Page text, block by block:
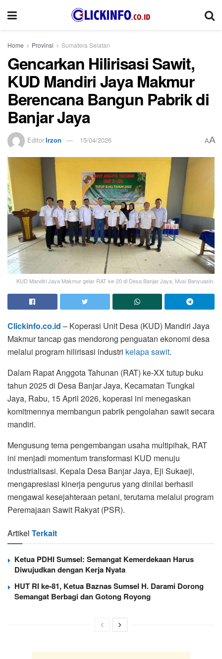
Home Provinsi Sumatera Selatan
Gencarkan Hilirisasi Sawit,
KUD Mandiri Jaya Makmur
Berencana Bangun Pabrik di
Banjar Jaya
EditorIrzon 15/04/2026 AA
KUD Mandiri Jaya Makmur gelar RAT ke-20 di Desa Banjar Jaya, Musi Banyuasin.
Clickinfo.co.id – Koperasi Unit Desa (KUD) Mandiri Jaya
Makmur tancap gas mendorong penguatan ekonomi desa
melalui program hilirisasi industri kelapa sawit.
Dalam Rapat Anggota Tahunan (RAT) ke-XX tutup buku
tahun 2025 di Desa Banjar Jaya, Kecamatan Tungkal
Jaya, Rabu, 15 April 2026, koperasi ini menegaskan
komitmennya membangun pabrik pengolahan sawit secara
mandiri.
Mengusung tema pengembangan usaha multipihak, RAT
ini menjadi momentum transformasi KUD menuju
industrialisasi. Kepala Desa Banjar Jaya, Eji Sukaeji,
mengapresiasi kinerja pengurus yang dinilai berhasil
mengawal kesejahteraan petani, terutama melalui program
Peremajaan Sawit Rakyat (PSR).
Artikel Terkait
Ketua PDHI Sumsel: Semangat Kemerdekaan Harus
Diwujudkan dengan Kerja Nyata
HUT RI ke-81, Ketua Baznas Sumsel H. Darami Dorong
Semangat Berbagi dan Gotong Royong